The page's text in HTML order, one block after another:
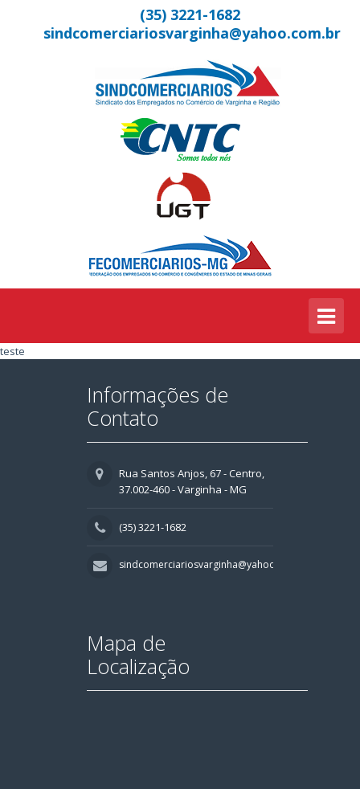
(35) 3221-1682
sindcomerciariosvarginha@yahoo.com.br
teste
Informações de
Contato
Rua Santos Anjos, 67 - Centro,
37.002-460 - Varginha - MG
(35) 3221-1682
sindcomerciariosvarginha@yahoo.com.br
Mapa de
Localização